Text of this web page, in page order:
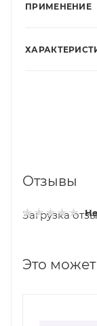
ПРИМЕНЕНИЕ
Отзывы
Загрузка
Это